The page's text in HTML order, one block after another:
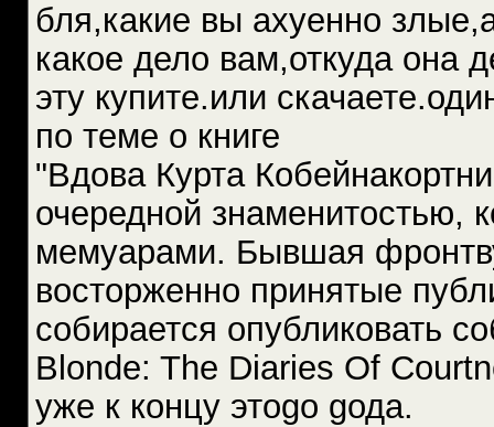
бля,какие вы ахуенно
какое дело вам,откуда она
эту купите.или
по теме о книге
"Вдова Курта
очередной знаменитостью,
мемуарами. Бывшая
восторженно принятые
собирается опубликовать
Blonde: The Diaries Of
уже к концу этоgо gода.